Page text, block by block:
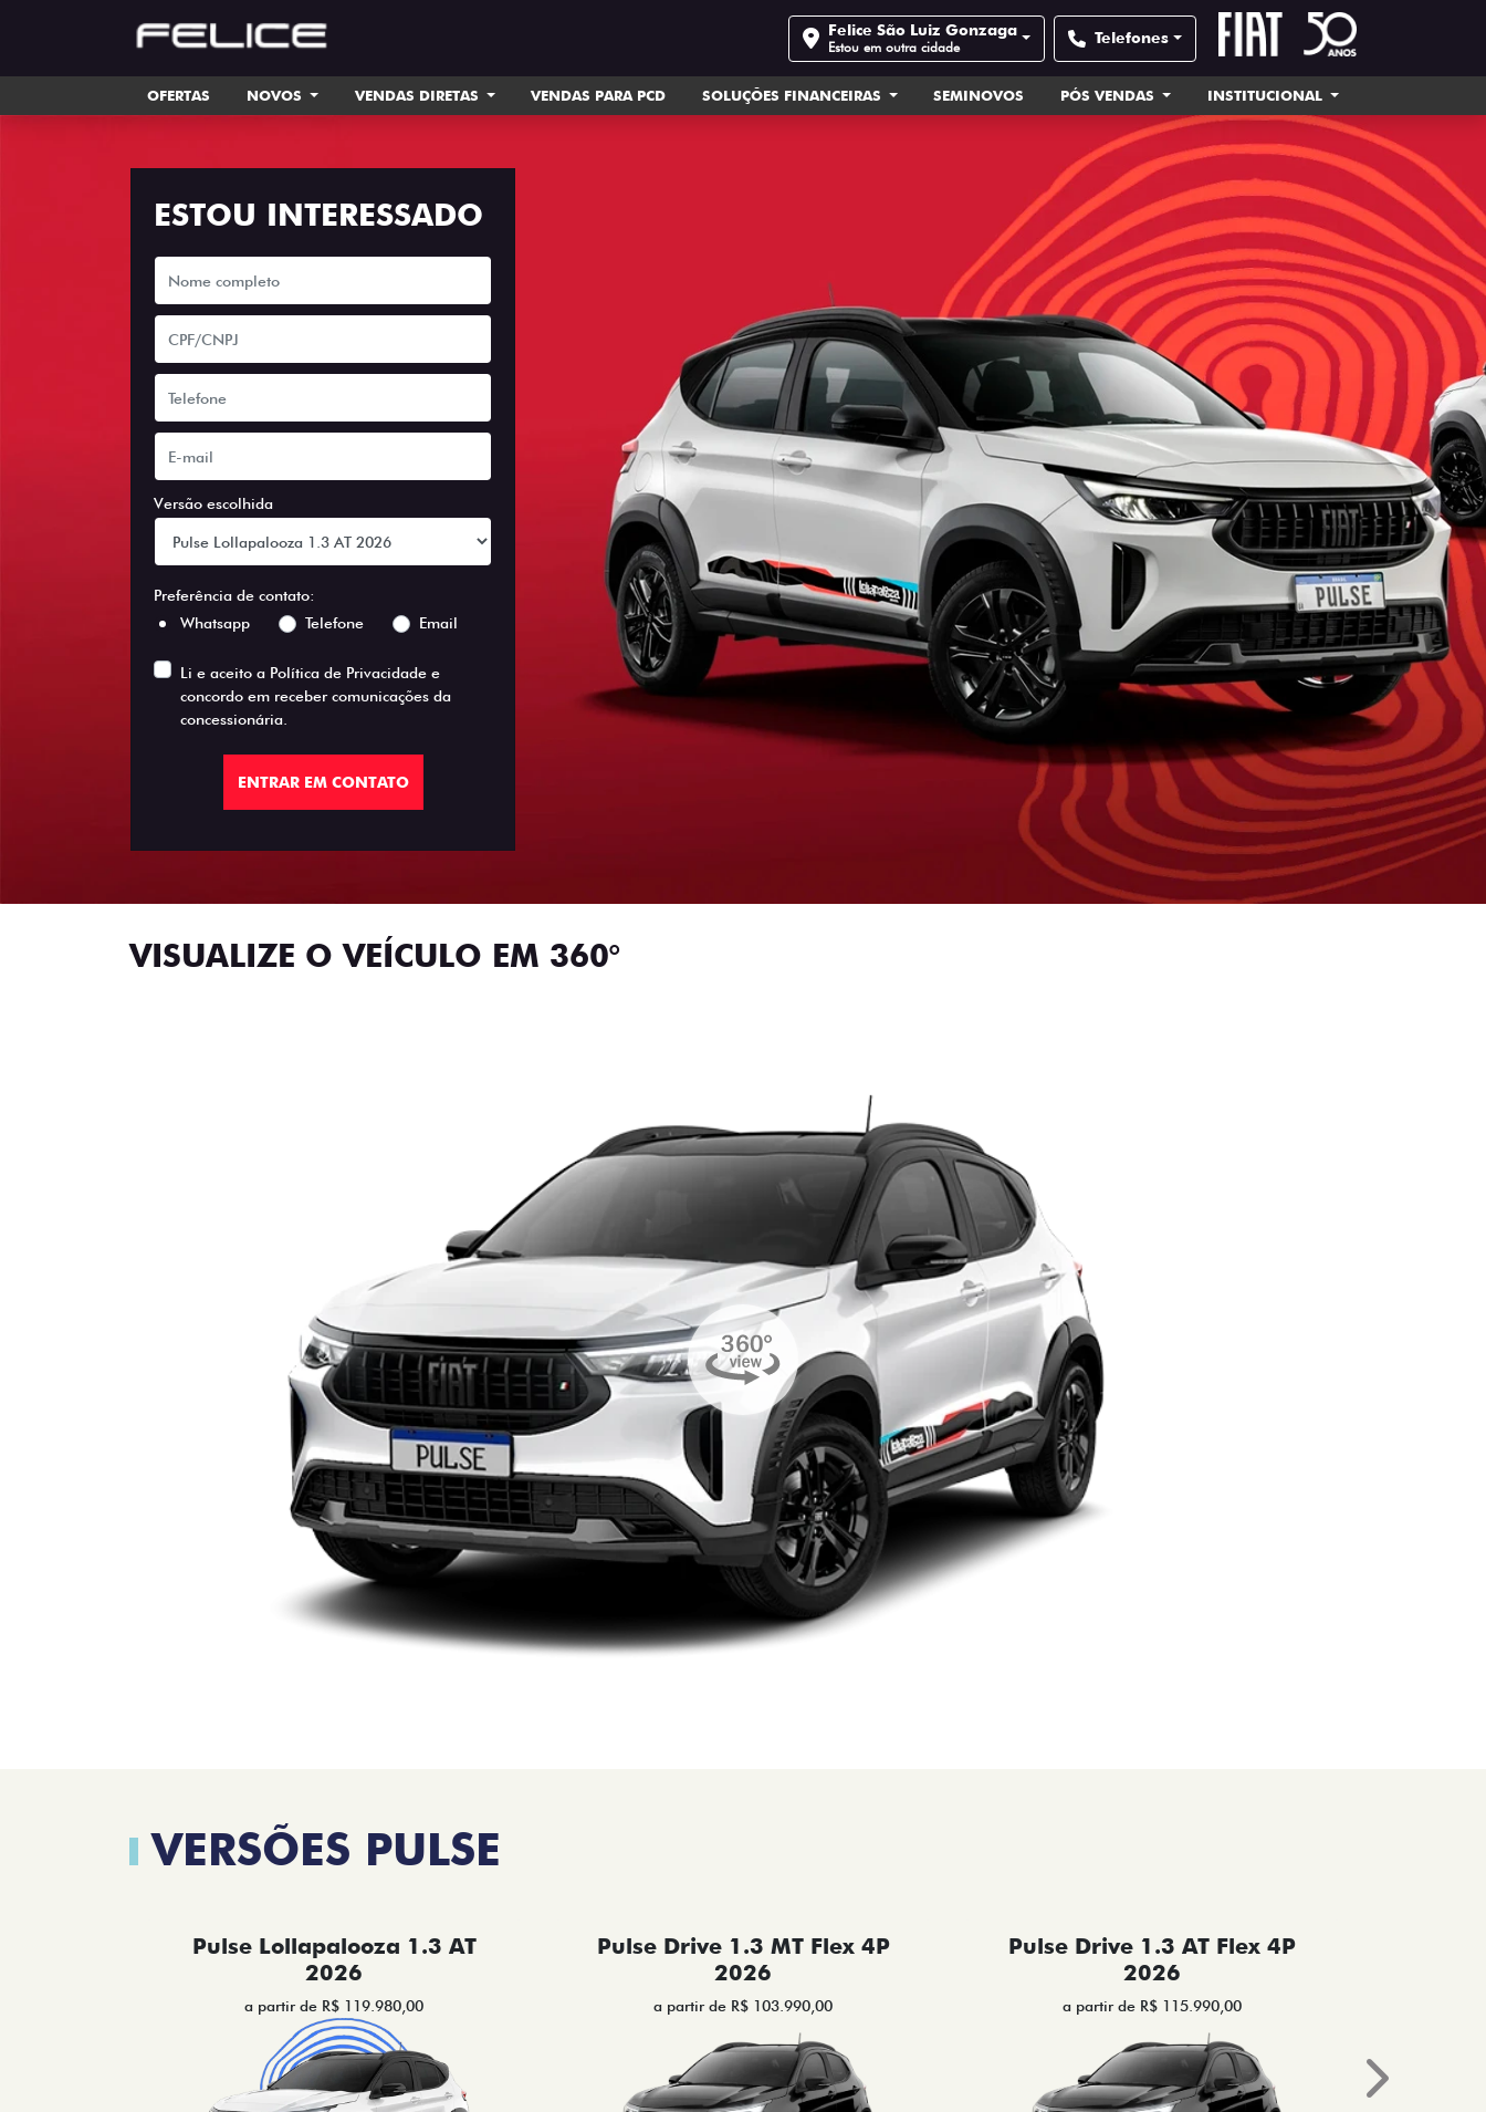
Felice São Luiz Gonzaga
Estou em outra cidade Telefones
OFERTAS NOVOS VENDAS DIRETAS VENDAS PARA PCD SOLUÇÕES FINANCEIRAS SEMINOVOS PÓS VENDAS INSTITUCIONAL
ESTOU INTERESSADO
Versão escolhida
Preferência de contato:
Whatsapp
Telefone Email
Li e aceito a Política de Privacidade e
concordo em receber comunicações da
concessionária.
ENTRAR EM CONTATO
VISUALIZE O VEÍCULO EM 360°
VERSÕES PULSE
Pulse Lollapalooza 1.3 AT
2026
a partir de R$ 119.980,00
Pulse Drive 1.3 MT Flex 4P
2026
a partir de R$ 103.990,00
Pulse Drive 1.3 AT Flex 4P
2026
a partir de R$ 115.990,00
Next